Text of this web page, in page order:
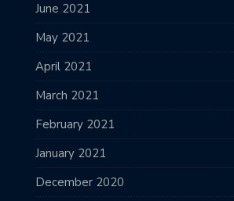
June 2021
May 2021
April 2021
March 2021
February 2021
January 2021
December 2020